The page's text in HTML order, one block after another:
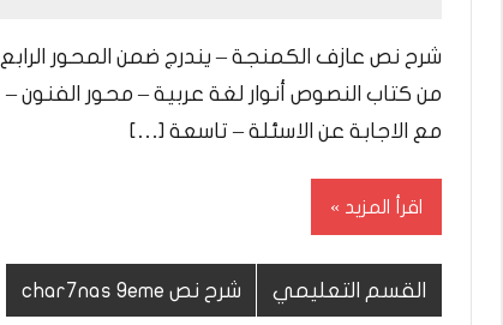
Mohamed
Ramadan
شرح نص عازف الكمنجة – يندرج ضمن المحور الرابع
من كتاب النصوص أنوار لغة عربية – محور الفنون –
مع الاجابة عن الاسئلة – تاسعة […]
اقرأ المزيد
القسم التعليمي شرح نص char7nas 9eme